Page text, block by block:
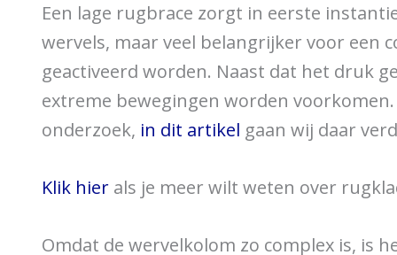
Een lage rugbrace zorgt in eerste
wervels, maar veel belangrijker voor een
geactiveerd worden. Naast dat het druk
extreme bewegingen worden
onderzoek, in dit artikel gaan wij daar
Klik hier als je meer wilt weten over
Omdat de wervelkolom zo complex is, is